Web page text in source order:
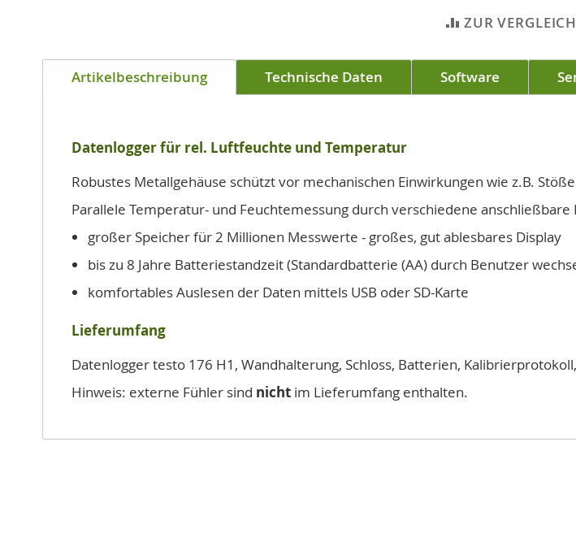
Anfang
ZUR
Artikelbeschreibung Technische Daten Software
Datenlogger für rel. Luftfeuchte und Temperatur
Robustes Metallgehäuse schützt vor mechanischen Einwirkungen wie z.B.
Parallele Temperatur- und Feuchtemessung durch verschiedene
großer Speicher für 2 Millionen Messwerte - großes, gut ablesbares Display
bis zu 8 Jahre Batteriestandzeit (Standardbatterie (AA) durch Benutzer
komfortables Auslesen der Daten mittels USB oder SD-Karte
Lieferumfang
Datenlogger testo 176 H1, Wandhalterung, Schloss, Batterien,
Hinweis: externe Fühler sind nicht im Lieferumfang enthalten.